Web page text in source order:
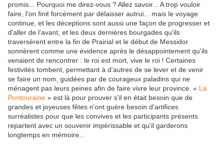
promis... Pourquoi me direz-vous ? Allez savoir... A trop vouloir
faire, l'on finit forcément par délaisser autrui... mais le voyage
continue, et les déceptions sont aussi une façon de progresser et
d'aller de l'avant, et les deux dernières bourgades qu'ils
traversèrent entre la fin de Prairial et le début de Messidor
sonnèrent comme une évidence après le désappointement qu'ils
venaient de rencontrer : le roi est mort, vive le roi ! Certaines
festivités tombent, permettant à d'autres de se lever et de venir
se faire un nom, guidées par de courageux paladins qui ne
ménagent pas leurs peines afin de faire vivre leur province. « La
Pontouraine » est là pour prouver s'il en était besoin que de
grandes et joyeuses fêtes n'ont guère besoin d'artifices
surréalistes pour que les convives et les participants présents
repartent avec un souvenir impérissable et qu'il garderons
longtemps en mémoire...